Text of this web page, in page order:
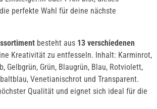
perfekte Wahl für deine nächste
besteht aus 13 verschiedenen
Kreativität zu entfesseln. Inhalt: Karminrot,
Gelbgrün, Grün, Blaugrün, Blau, Rotviolett,
Venetianischrot und Transparent.
Qualität und eignet sich ideal für die